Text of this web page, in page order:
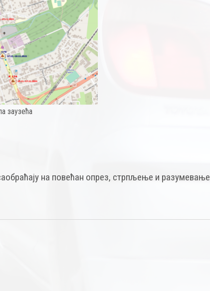
заузећа
на повећан опрез, стрпљење и разумевање